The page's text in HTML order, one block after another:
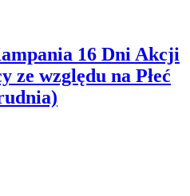
16 Dni Akcji
ze względu na Płeć